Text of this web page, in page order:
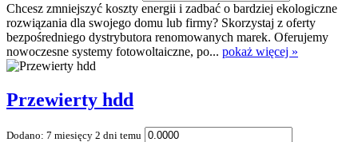
Chcesz zmniejszyć koszty energii i zadbać o bardziej ekologiczne
rozwiązania dla swojego domu lub firmy? Skorzystaj z oferty
bezpośredniego dystrybutora renomowanych marek. Oferujemy
nowoczesne systemy fotowoltaiczne, po... pokaż więcej »
Przewierty hdd
Dodano: 7 miesięcy 2 dni temu